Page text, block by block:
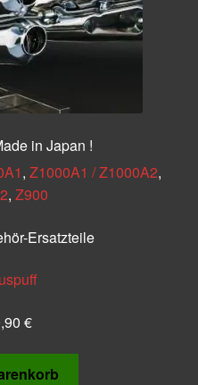
in Japan !
, Z1000A1 / Z1000A2,
, Z900
Ersatzteile
€